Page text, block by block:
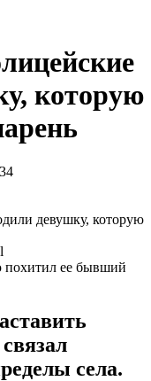
которую
похитил ее бывший
села.